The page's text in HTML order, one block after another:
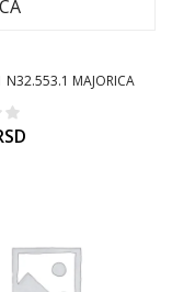
N32.553.1 MAJORICA